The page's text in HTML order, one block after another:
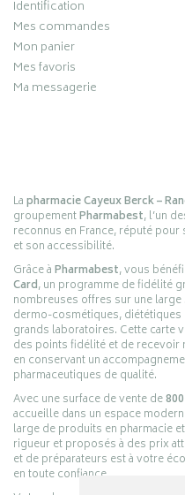
Identification
Mes commandes
Mon panier
Mes favoris
Ma messagerie
Lapharmacie Cayeux Berck –
groupementPharmabest, l’un
reconnus en France, réputé
et son accessibilité.
Grâce àPharmabest, vous
Card, un programme de fidélité
nombreuses offres sur une
dermo-cosmétiques,
grands laboratoires. Cette carte
des points fidélité et de recevoir
en conservant un
pharmaceutiques de qualité.
Avec une surface de vente de
accueille dans un espace
large de produits en pharmacie
rigueur et proposés à des prix
et de préparateurs est à votre
en toute confiance.